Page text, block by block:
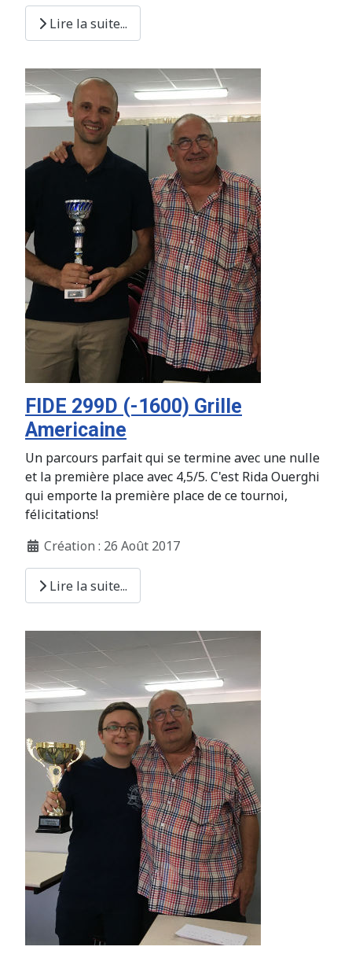
Lire la suite...
FIDE 299D (-1600) Grille
Americaine
Un parcours parfait qui se termine avec une nulle
et la première place avec 4,5/5. C'est Rida Ouerghi
qui emporte la première place de ce tournoi,
félicitations!
Création : 26 Août 2017
Lire la suite...